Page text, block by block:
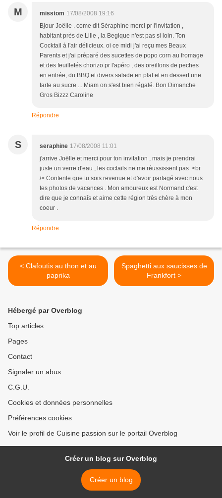
M misstom 17/08/2008 19:16
Bjour Joëlle . come dit Séraphine merci pr l'invitation ,
habitant près de Lille , la Begique n'est pas si loin. Ton
Cocktail à l'air délicieux. oi ce midi j'ai reçu mes Beaux
Parents et j'ai préparé des sucettes de popo corn au fromage
et des feuilletés chorizo pr l'apéro , des oreillons de peches
en entrée, du BBQ et divers salade en plat et en dessert une
tarte au sucre ... Miam on s'est bien régalé. Bon Dimanche
Gros Bizzz Caroline
Répondre
S seraphine 17/08/2008 11:01
j'arrive Joëlle et merci pour ton invitation , mais je prendrai
juste un verre d'eau , les coctails ne me réussissent pas .<br
/> Contente que tu sois revenue et d'avoir partagé avec nous
tes photos de vacances . Mon amoureux est Normand c'est
dire que je connaîs et aime cette région très chère à mon
coeur .
Répondre
< Clafoutis au thon et au
paprika
Spaghetti aux saucisses de
Frankfort >
Hébergé par Overblog
Top articles
Pages
Contact
Signaler un abus
C.G.U.
Cookies et données personnelles
Préférences cookies
Voir le profil de Cuisine passion sur le portail Overblog
Créer un blog sur Overblog
Créer un blog